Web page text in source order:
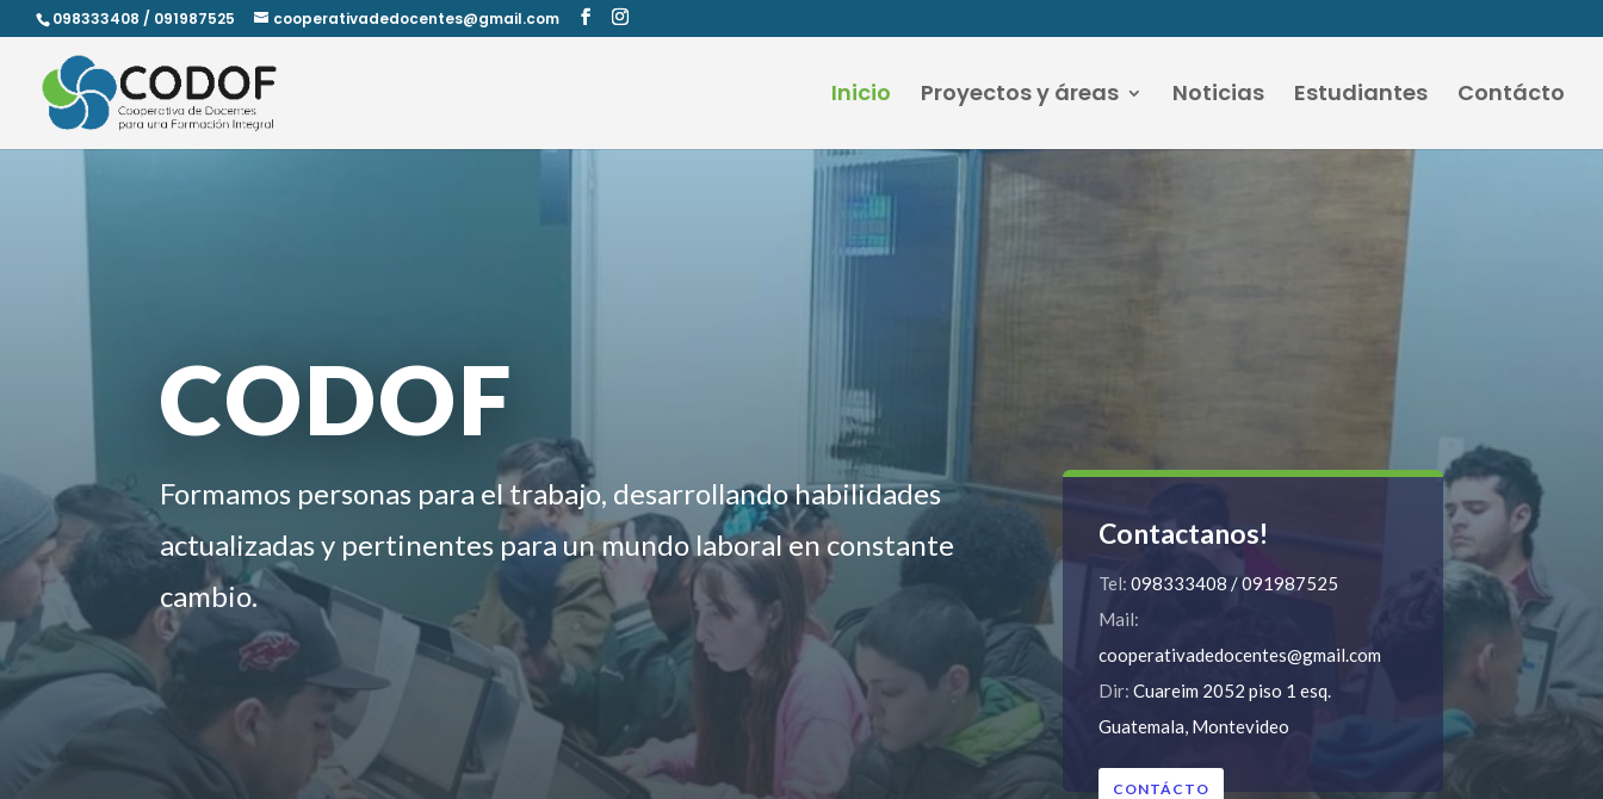
098333408 / 091987525 cooperativadedocentes@gmail.com
Inicio Proyectos y áreas Noticias Estudiantes Contácto
CODOF
Formamos personas para el trabajo, desarrollando habilidades
actualizadas y pertinentes para un mundo laboral en constante
cambio.
Contactanos!
Tel: 098333408 / 091987525
Mail:
cooperativadedocentes@gmail.com
Dir: Cuareim 2052 piso 1 esq.
Guatemala, Montevideo
CONTÁCTO